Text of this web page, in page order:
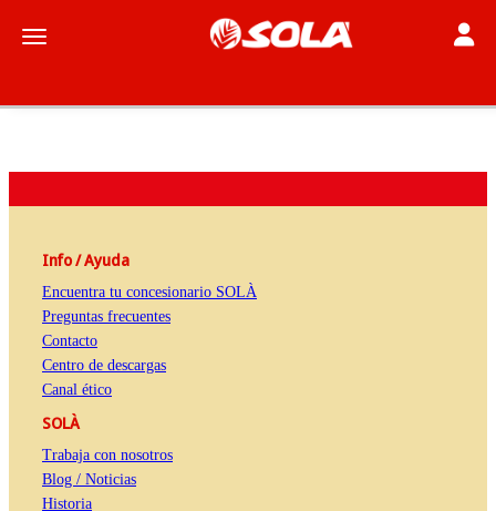
Toggle navigation
Info / Ayuda
Encuentra tu concesionario SOLÀ
Preguntas frecuentes
Contacto
Centro de descargas
Canal ético
SOLÀ
Trabaja con nosotros
Blog / Noticias
Historia